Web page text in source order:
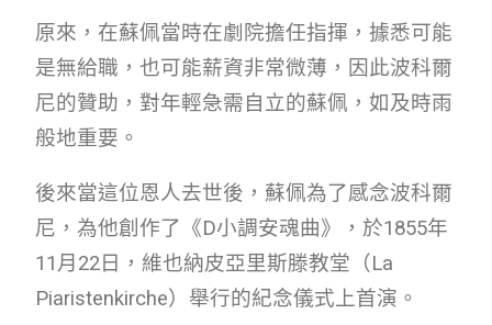
原來，在蘇佩當時在劇院擔任指揮，據悉可能
是無給職，也可能薪資非常微薄，因此波科爾
尼的贊助，對年輕急需自立的蘇佩，如及時雨
般地重要。
後來當這位恩人去世後，蘇佩為了感念波科爾
尼，為他創作了《D小調安魂曲》，於1855年
11月22日， 維也納皮亞里斯滕教堂（La
Piaristenkirche）舉行的紀念儀式上首演。